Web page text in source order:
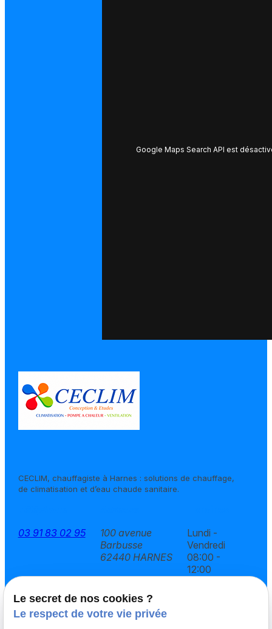
Google Maps Search API est
CECLIM, chauffagiste à Harnes : solutions de chauffage,
de climatisation et d’eau chaude sanitaire.
03 91 83 02 95
100 avenue
Barbusse
62440 HARNES
Lundi -
Vendredi
08:00 -
12:00
Le secret de nos cookies ?
Le respect de votre vie privée